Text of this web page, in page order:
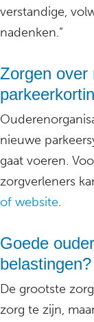
verstandige,
nadenken.”
Zorgen over
nieuwe
gaat voeren.
zorgverleners
of website.
Goede
belastingen?
De grootste
zorg te zijn,